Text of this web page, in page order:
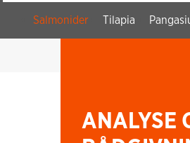
Salmonider Tilapia
ANALYSE